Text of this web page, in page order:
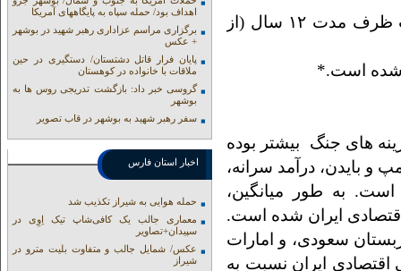
*نکته دیگه اینکه مجموع هزینه های جنگ و انقلاب ظرف مدت ۱۲ سال (از
های جنگ بیشتر بوده
و بایدن، درآمد سرانه،
افت کرده است. به طور میانگین،
از ظرفیت اقتصادی ایران شده‌ است.
سعودی، و امارات
ایران نسبت به
اهداف بود/ حمله سپاه به پایگاههای آمریکا
برگزاری مراسم عزاداری رهبر شهید در بوشهر
+ عکس
پایان فرار قاتل دشتستان/ دستگیری در حین
ملاقات با خانواده در کوهستان
گروسی خبر داد: بازگشت تدریجی روس ها به
بوشهر
سفر رهبر شهید به بوشهر در قاب تصویر
اخبار استان فارس
حمله هوایی به شیراز تکذیب شد
معماری جالب یک کافی‌شاپ تیک اِوِی در
سپیدان+تصاویر
عکس/ شمایل جالب و متفاوت بلیت مترو در
شیراز